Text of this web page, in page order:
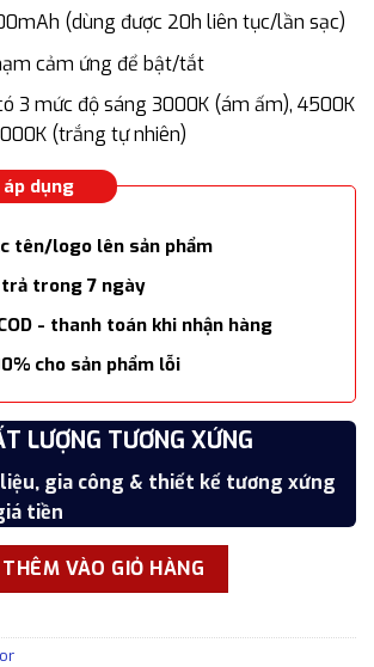
(dùng được 20h liên tục/lần sạc)
cảm ứng để bật/tắt
3 mức độ sáng 3000K (ám ấm), 4500K
(trắng tự nhiên)
dụng
tên/logo lên sản phẩm
trong 7 ngày
- thanh toán khi nhận hàng
cho sản phẩm lỗi
PHẨM CAO CẤP
thiện cẩn thận, tỉ mỉ, xắc xảo
LƯỢNG TƯƠNG XỨNG
gia công & thiết kế tương xứng
tiền
ĐỔI TRẢ MIỄN PHÍ
trong 7 ngày kể từ thời điểm nhận
TIỀN SẢN PHẨM LỖI
tiền 100% cho các sản phẩm lỗi
Bằng Nhôm Nguyên Khối (màu vàng)
THÊM VÀO GIỎ HÀNG